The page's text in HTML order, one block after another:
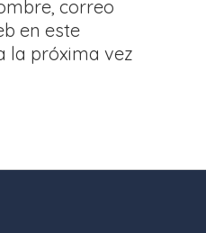
correo
en este
la próxima vez